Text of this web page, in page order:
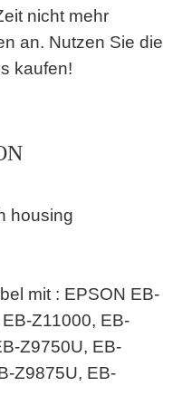
nicht mehr
an. Nutzen Sie die
kaufen!
housing
mit : EPSON EB-
Z11000, EB-
Z9750U, EB-
Z9875U, EB-